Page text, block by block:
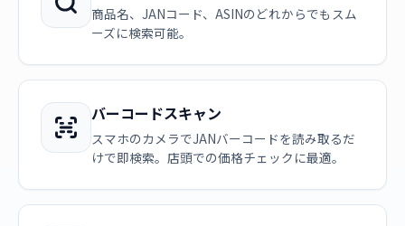
商品名、JANコード、ASINのどれからでもスム
ーズに検索可能。
バーコードスキャン
スマホのカメラでJANバーコードを読み取るだ
けで即検索。店頭での価格チェックに最適。